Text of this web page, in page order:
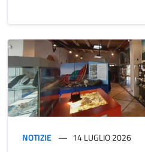
NOTIZIE 14 LUGLIO 2026